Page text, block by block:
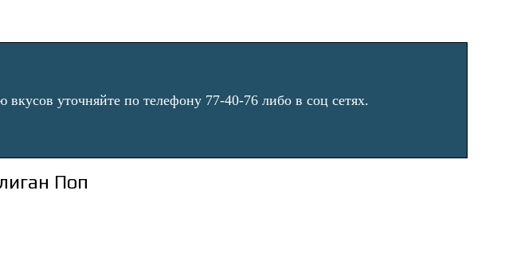
уточняйте по телефону 77-40-76 либо в соц сетях.
Поп